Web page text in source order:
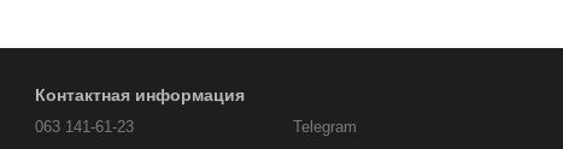
Контактная информация
063 141-61-23
Telegram